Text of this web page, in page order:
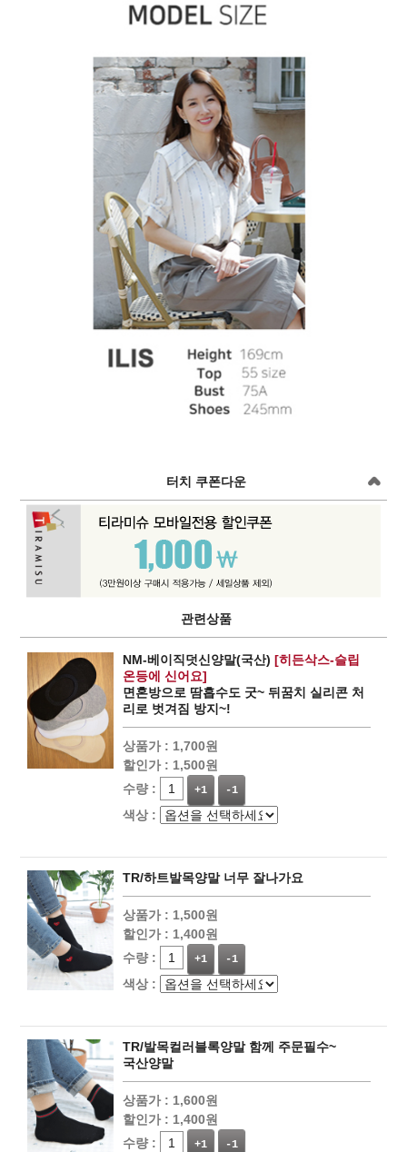
터치 쿠폰다운
관련상품
NM-베이직덧신양말(국산) [히든삭스-슬립
온등에 신어요]
면혼방으로 땀흡수도 굿~ 뒤꿈치 실리콘 처
리로 벗겨짐 방지~!
상품가 : 1,700원
할인가 : 1,500원
수량 :
+1 -1
색상 :
TR/하트발목양말 너무 잘나가요
상품가 : 1,500원
할인가 : 1,400원
수량 :
+1 -1
색상 :
TR/발목컬러블록양말 함께 주문필수~
국산양말
상품가 : 1,600원
할인가 : 1,400원
수량 :
+1 -1